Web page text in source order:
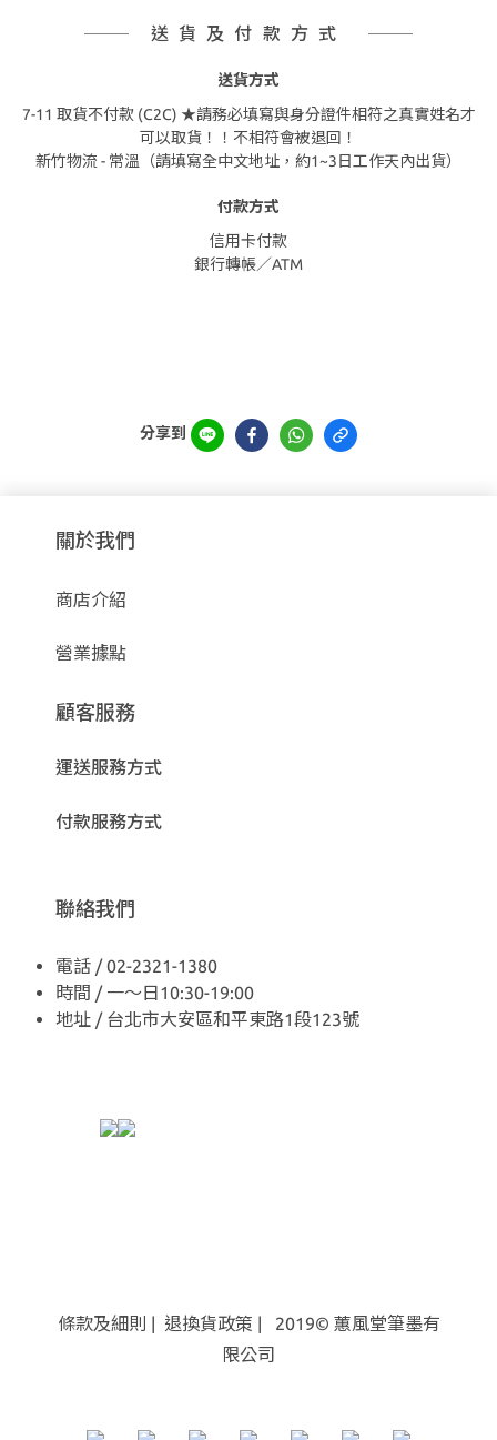
送貨及付款方式
送貨方式
7-11 取貨不付款 (C2C) ★請務必填寫與身分證件相符之真實姓名才
可以取貨！！不相符會被退回！
新竹物流 - 常溫（請填寫全中文地址，約1~3日工作天內出貨）
付款方式
信用卡付款
銀行轉帳／ATM
分享到
關於我們
商店介紹
營業據點
顧客服務
運送服務方式
付款服務方式
聯絡我們
電話 / 02-2321-1380
時間 / 一～日10:30-19:00
地址 / 台北市大安區和平東路1段123號
條款及細則 | 退換貨政策 | 2019© 蕙風堂筆墨有
限公司